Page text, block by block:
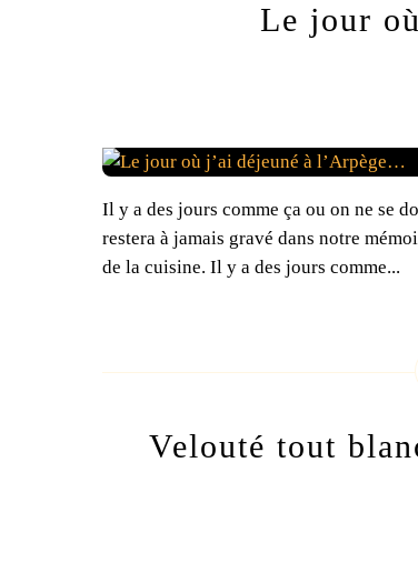
Le jour
Il y a des jours comme ça ou on ne se
restera à jamais gravé dans notre
de la cuisine. Il y a des jours comme...
Velouté tout